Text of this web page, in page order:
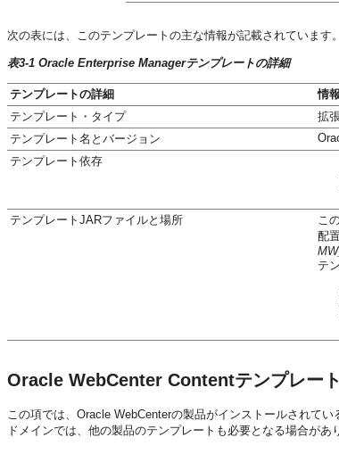
次の表には、このテンプレートの主な情報が記載されています。
表3-1 Oracle Enterprise Managerテンプレートの詳細
テンプレートの詳細
情報
テンプレート・タイプ
拡
テンプレート名とバージョン
テンプレート依存
テンプレートJARファイルと場所
こ
配
テ
Oracle WebCenter Contentテンプレート
この項では、Oracle WebCenterの製品がインストールされて
ドメインでは、他の製品のテンプレートも必要となる場合が